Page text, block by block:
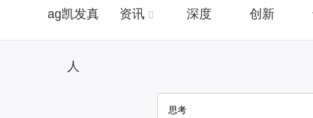
ag凯发真
人
资讯 深度 创新